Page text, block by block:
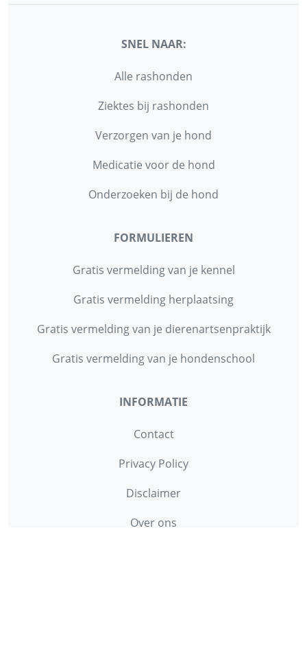
SNEL NAAR:
Alle rashonden
Ziektes bij rashonden
Verzorgen van je hond
Medicatie voor de hond
Onderzoeken bij de hond
FORMULIEREN
Gratis vermelding van je kennel
Gratis vermelding herplaatsing
Gratis vermelding van je dierenartsenpraktijk
Gratis vermelding van je hondenschool
INFORMATIE
Contact
Privacy Policy
Disclaimer
Over ons